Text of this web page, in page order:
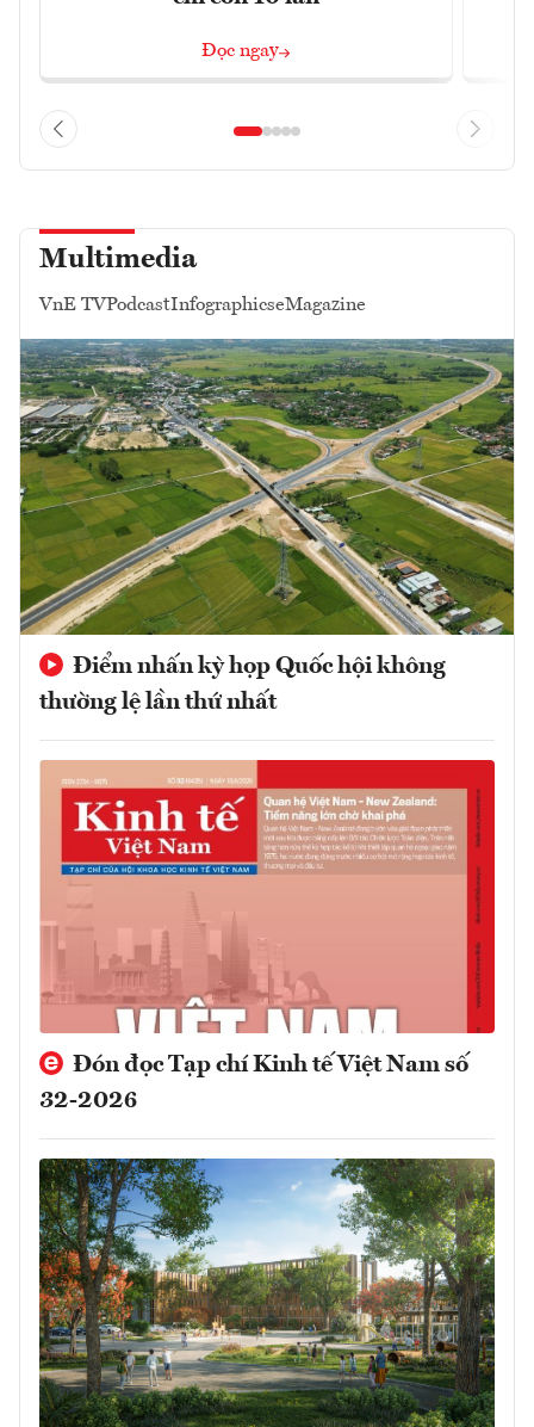
Đọc ngay
Multimedia
VnE TVPodcastInfographicseMagazine
Điểm nhấn kỳ họp Quốc hội không
thường lệ lần thứ nhất
Đón đọc Tạp chí Kinh tế Việt Nam số
32-2026